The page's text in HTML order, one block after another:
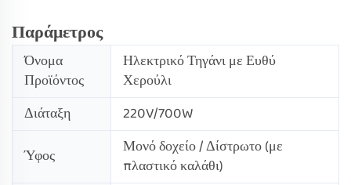
Παράμετρος
Όνομα
Προϊόντος
Ηλεκτρικό Τηγάνι με Ευθύ
Χερούλι
Διάταξη
220V/700W
Ύφος
Μονό δοχείο / Δίστρωτο (με
πλαστικό καλάθι)